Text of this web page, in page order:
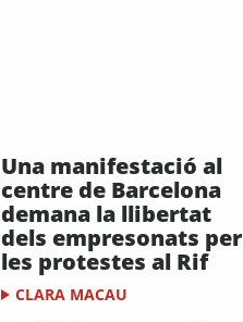
Una manifestació al
centre de Barcelona
demana la llibertat
dels empresonats per
les protestes al Rif
CLARA MACAU